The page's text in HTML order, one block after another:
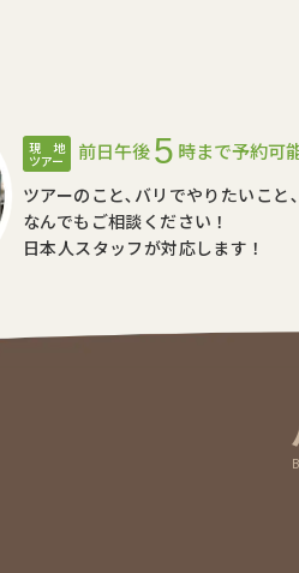
現 地
ツアー 前日午後5 時まで予約可
ツアーのこと､バリでやりたいこと､
なんでもご相談ください！
日本人スタッフが対応します！